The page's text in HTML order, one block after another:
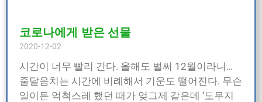
코로나에게 받은 선물
2020-12-02
시간이 너무 빨리 간다. 올해도 벌써 12월이라니…
줄달음치는 시간에 비례해서 기운도 떨어진다. 무슨
일이든 억척스레 했던 때가 엊그제 같은데 ‘도무지